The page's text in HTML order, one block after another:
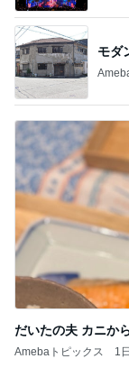
モダ
だいたの夫 カニか
Amebaトピックス 1